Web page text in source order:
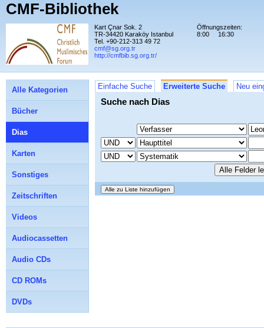
CMF-Bibliothek
Kart Çnar Sok. 2
TR-34420 Karaköy Istanbul
Tel. +90-212-313 49 72
cmf@sg.org.tr
http://cmfbib.sg.org.tr/
Öffnungszeiten:
8:00
16:30
Einfache Suche Erweiterte Suche Neu
Suche nach Dias
Alle Kategorien
Bücher
Dias
Karten
Sonstiges
Zeitschriften
Videos
Audiocassetten
Audio CDs
CD ROMs
DVDs